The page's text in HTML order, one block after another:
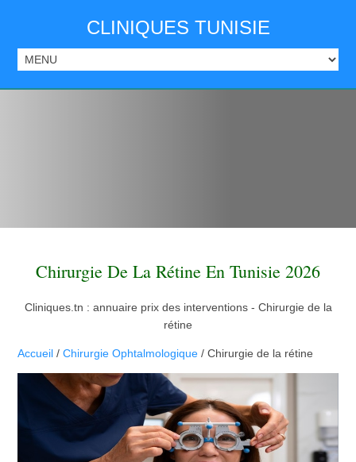
CLINIQUES TUNISIE
Chirurgie De La Rétine En Tunisie 2026
Cliniques.tn : annuaire prix des interventions - Chirurgie de la
rétine
Accueil /Chirurgie Ophtalmologique / Chirurgie de la rétine